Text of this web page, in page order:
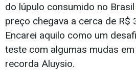
do lúpulo consumido no
preço chegava a cerca de R$
Encarei aquilo como um
teste com algumas mudas
recorda Aluysio.